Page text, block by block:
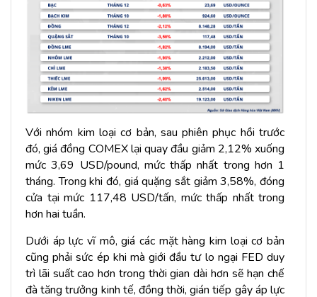
Với nhóm kim loại cơ bản, sau phiên phục hồi trước
đó, giá đồng COMEX lại quay đầu giảm 2,12% xuống
mức 3,69 USD/pound, mức thấp nhất trong hơn 1
tháng. Trong khi đó, giá quặng sắt giảm 3,58%, đóng
cửa tại mức 117,48 USD/tấn, mức thấp nhất trong
hơn hai tuần.
Dưới áp lực vĩ mô, giá các mặt hàng kim loại cơ bản
cũng phải sức ép khi mà giới đầu tư lo ngại FED duy
trì lãi suất cao hơn trong thời gian dài hơn sẽ hạn chế
đà tăng trưởng kinh tế, đồng thời, gián tiếp gây áp lực